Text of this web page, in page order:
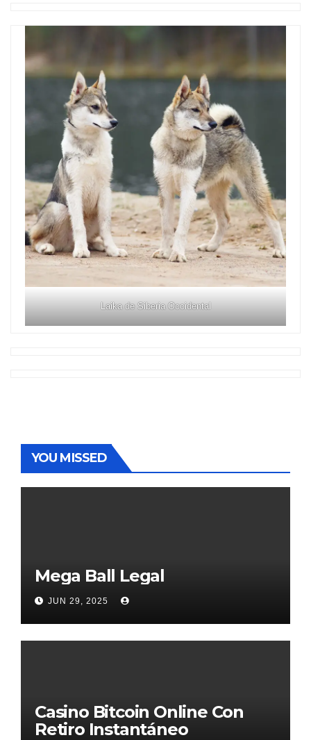
Laika de Siberia Occidental
YOU MISSED
Mega Ball Legal
JUN 29, 2025
Casino Bitcoin Online Con
Retiro Instantáneo